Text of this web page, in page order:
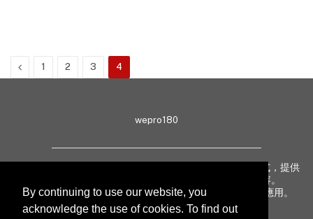
By continuing to use our website, you
acknowledge the use of cookies. To find out
一年級時，楊和生已開始接觸電腦，「那時讀電腦工程，喜歡寫電
腦程式只因為懶，因為發現有很多重複性的工作毋須人手處理，例
的沒有其他嗜好，還與他的電腦設備輸在起跑線有關，「以前無
386 （Intel 處理器型號）、1MB RAM，我就只用 286 及 640KB
RAM，連電腦屏幕也只得黑白。」眼見朋友的電腦可以做到很多東
西，楊和生亦想試試自己那部弱弱的電腦可否做出接近的效果，所
以便花了很多時間練習寫程式，蒲深水埗黃金電腦商場買書自學一
些破解技術，「當時完全無黑客的概念，只是有興趣試試修改程
Previous
1 2 3 4
wepro180
wepro180 由 IT 業界專家組成，以生動有趣、深入淺出方式，提供
最新 IT 動態、趨勢、技術、行業熱話、專題報導等內容。
致力提升亞太地區科技知識及網絡安全意識，促進新技術應用。